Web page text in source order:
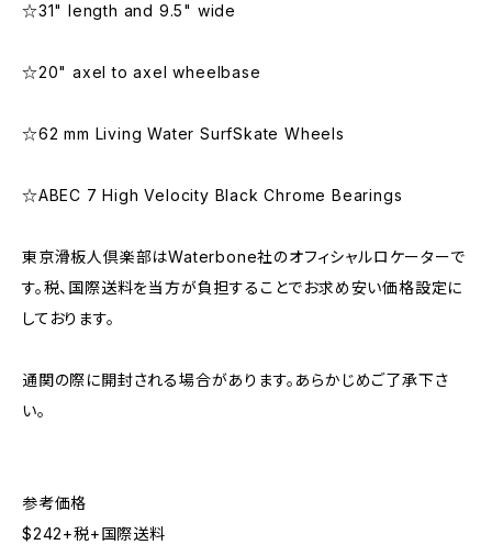
☆31" length and 9.5" wide
☆20" axel to axel wheelbase
☆62 mm Living Water SurfSkate Wheels
☆ABEC 7 High Velocity Black Chrome Bearings
東京滑板人倶楽部はWaterbone社のオフィシャルロケーターで
す。税、国際送料を当方が負担することでお求め安い価格設定に
しております。
通関の際に開封される場合があります。あらかじめご了承下さ
い。
参考価格
$242+税+国際送料